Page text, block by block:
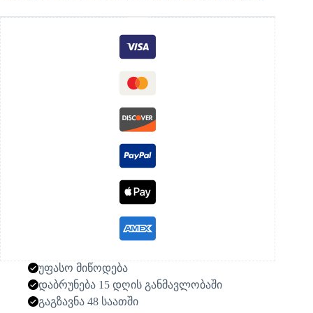
უფასო მიწოდება
დაბრუნება 15 დღის განმავლობაში
გაგზავნა 48 საათში